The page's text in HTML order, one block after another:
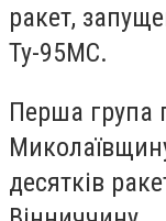
ракет,
Ту-95МС.
Перша група
десятків